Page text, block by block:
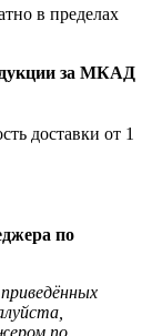
в пределах
за МКАД
доставки от 1
по
по